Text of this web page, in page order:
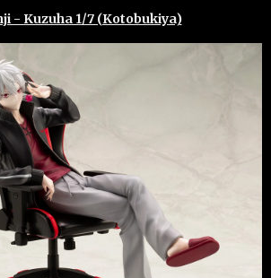
- Kuzuha 1/7 (Kotobukiya)